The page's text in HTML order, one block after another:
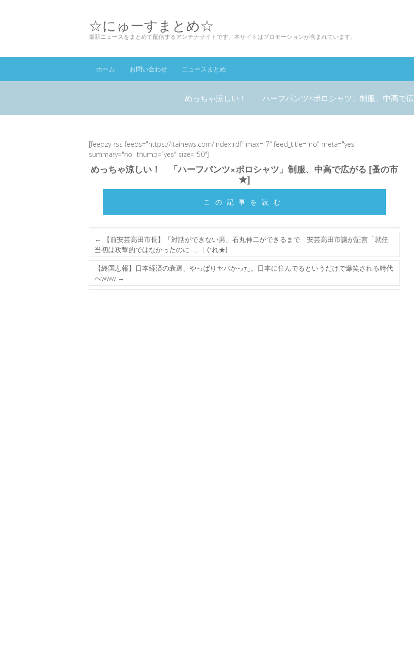
☆にゅーすまとめ☆
最新ニュースをまとめて配信するアンテナサイトです。本サイトはプロモーションが含まれています。
ホーム お問い合わせ ニュースまとめ
めっちゃ涼しい！ 「ハーフパンツ×ポロシャツ」制服、中高で
[feedzy-rss feeds="https://itainews.com/index.rdf" max="7" feed_title="no" meta="yes"
summary="no" thumb="yes" size="50"]
めっちゃ涼しい！ 「ハーフパンツ×ポロシャツ」制服、中高で広がる [蚤の市
★]
この記事を読む
←
【前安芸高田市長】「対話ができない男」石丸伸二ができるまで 安芸高田市議が証言「就任
当初は攻撃的ではなかったのに…」 [ぐれ★]
【終国悲報】日本経済の衰退、やっぱりヤバかった。日本に住んでるというだけで爆笑される時代
へwww →